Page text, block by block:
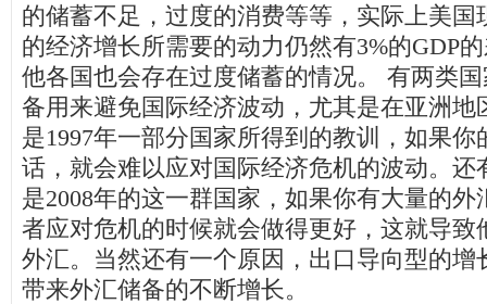
的储蓄不足，过度的消费等等，实际上美国
的经济增长所需要的动力仍然有3%的GDP
他各国也会存在过度储蓄的情况。 有两类
备用来避免国际经济波动，尤其是在亚洲地
是1997年一部分国家所得到的教训，如果你
话，就会难以应对国际经济危机的波动。还
是2008年的这一群国家，如果你有大量的
者应对危机的时候就会做得更好，这就导致
外汇。当然还有一个原因，出口导向型的增
带来外汇储备的不断增长。